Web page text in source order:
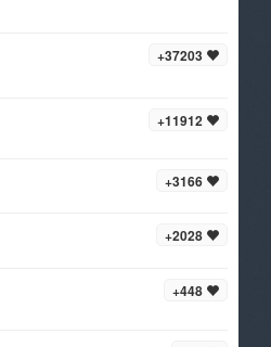
+37203
+11912
+3166
+2028
+448